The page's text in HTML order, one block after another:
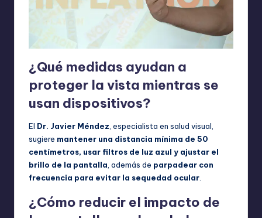
¿Qué medidas ayudan a
proteger la vista mientras se
usan dispositivos?
El Dr. Javier Méndez, especialista en salud visual,
sugiere mantener una distancia mínima de 50
centímetros, usar filtros de luz azul y ajustar el
brillo de la pantalla, además de parpadear con
frecuencia para evitar la sequedad ocular.
¿Cómo reducir el impacto de